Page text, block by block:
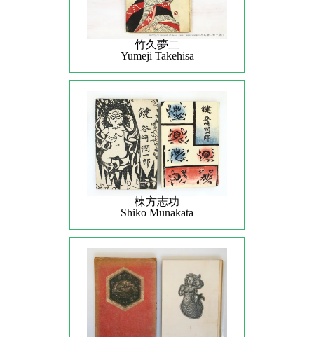
竹久夢二
Yumeji Takehisa
棟方志功
Shiko Munakata